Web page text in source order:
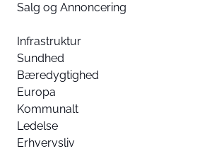
Salg og Annoncering
Infrastruktur
Sundhed
Bæredygtighed
Europa
Kommunalt
Ledelse
Erhvervsliv